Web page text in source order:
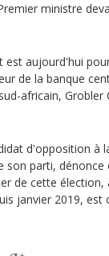
ministre
est aujourd'hui
de la banque
africain, Grobler
d'opposition à
son parti, dénonce
de cette élection,
janvier 2019, est